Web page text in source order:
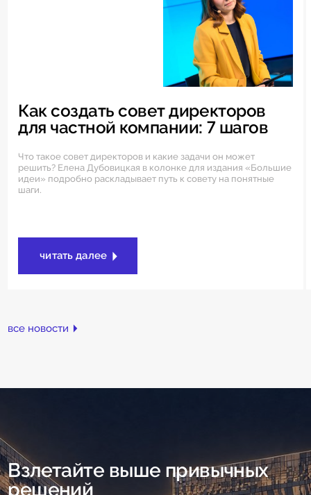
Как создать совет директоров
для частной компании: 7 шагов
Что такое совет директоров и какие задачи он может
решить? Елена Дубовицкая в колонке для издания «Большие
идеи» подробно раскладывает путь к совету на понятные
шаги.
читать далее
все новости
Взлетайте выше привычных
решений